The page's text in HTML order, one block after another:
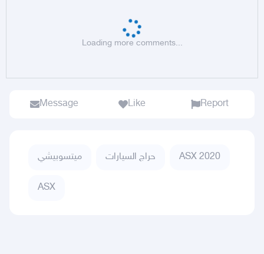
Loading more comments...
Message Like Report
ميتسوبيشي حراج السيارات ASX 2020
ASX